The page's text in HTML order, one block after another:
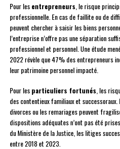
Pour lesentrepreneurs , le risque
professionnelle. En cas de faillite ou de
peuvent chercher à saisir les biens
l’entreprise n’offre pas une séparation
professionnel et personnel. Une étude
2022 révèle que 47% des entrepreneurs
leur patrimoine personnel impacté.
Pour lesparticuliers fortunés , les
des contentieux familiaux et
divorces ou les remariages peuvent
dispositions adéquates n’ont pas été
du Ministère de la Justice, les litiges
entre 2018 et 2023.